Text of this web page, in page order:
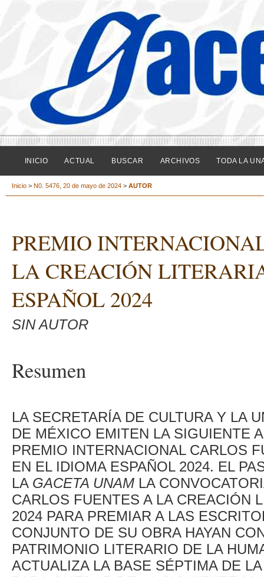
INICIO ACTUAL BUSCAR ARCHIVOS TODA LA
Inicio > N0. 5476, 20 de mayo de 2024 > AUTOR
PREMIO
LA CREACIÓN
ESPAÑOL 2024
SIN AUTOR
Resumen
LA SECRETARÍA DE CULTURA Y LA
DE MÉXICO EMITEN LA SIGUIENTE
PREMIO INTERNACIONAL CARLOS
EN EL IDIOMA ESPAÑOL 2024. EL
LA GACETA UNAM LA
CARLOS FUENTES A LA CREACIÓN
2024 PARA PREMIAR A LAS
CONJUNTO DE SU OBRA HAYAN
PATRIMONIO LITERARIO DE LA
ACTUALIZA LA BASE SÉPTIMA DE